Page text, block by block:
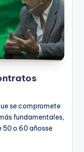
se compromete
fundamentales,
50 o 60 añosse